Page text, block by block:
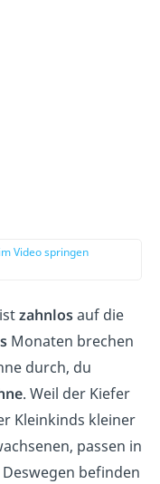
Video springen
zahnlosauf die
Monaten brechen
durch, du
. Weil der Kiefer
Kleinkinds kleiner
passen in
Deswegen befinden